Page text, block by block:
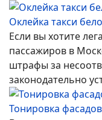
Оклейка такси
Если вы хотите
пассажиров в
штрафы за
законодательно
Тонировка